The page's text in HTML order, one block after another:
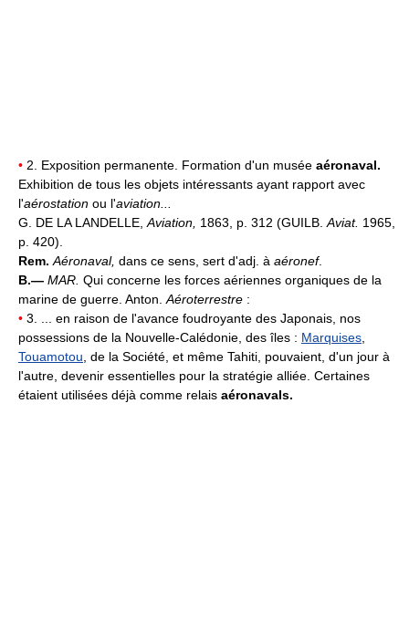
• 2. Exposition permanente. Formation d'un musée aéronaval.
Exhibition de tous les objets intéressants ayant rapport avec
l'aérostation ou l'aviation...
G. DE LA LANDELLE, Aviation, 1863, p. 312 (GUILB. Aviat. 1965,
p. 420).
Rem. Aéronaval, dans ce sens, sert d'adj. à aéronef.
B.— MAR. Qui concerne les forces aériennes organiques de la
marine de guerre. Anton. Aéroterrestre :
• 3. ... en raison de l'avance foudroyante des Japonais, nos
possessions de la Nouvelle-Calédonie, des îles : Marquises
Touamotou , de la Société, et même Tahiti, pouvaient, d'un jour à
l'autre, devenir essentielles pour la stratégie alliée. Certaines
étaient utilisées déjà comme relais aéronavals.